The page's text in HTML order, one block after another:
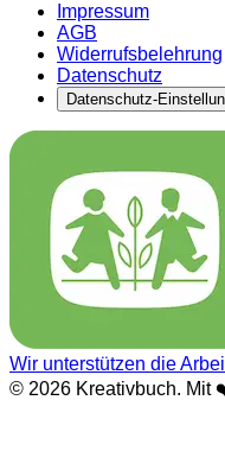
Impressum
AGB
Widerrufsbelehrung
Datenschutz
Datenschutz-
Wir unterstützen die
© 2026 Kreativbuch. Mit